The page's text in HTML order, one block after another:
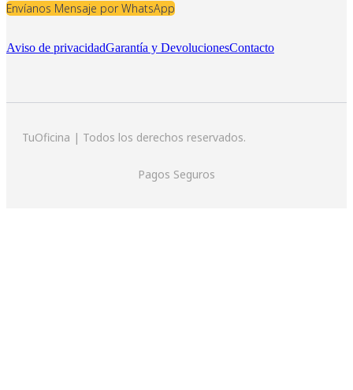
Envíanos Mensaje por WhatsApp
Aviso de privacidadGarantía y DevolucionesContacto
TuOficina | Todos los derechos reservados.
Pagos Seguros